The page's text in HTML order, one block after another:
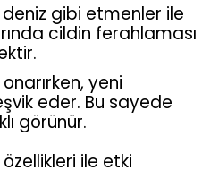
gibi etmenler ile
cildin ferahlaması
yeni
eder. Bu sayede
görünür.
ile etki